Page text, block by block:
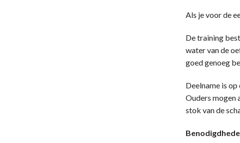
Als je voor de
De training
water van de
goed genoeg
Deelname is
Ouders mogen
stok van de